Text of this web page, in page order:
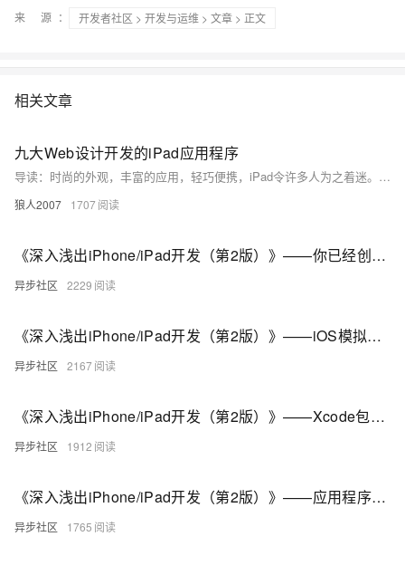
来 源：
开发者社区 > 开发与运维 > 文章 > 正文
相关文章
九大Web设计开发的iPad应用程序
导读：时尚的外观，丰富的应用，轻巧便携，iPad令许多人为之着迷。如何充分利用iPad为您的工作助力？ 这里就有9款实用的Web设计和开发iPad应用程序介绍给您！当然在iPad上做设计未必能与在您的电脑上一样强大，但胜在方便灵活，适合经常出外办公和需要时刻记录设计灵感的人士。
狼人2007 1707
《深入浅出iPhone/iPad开发（第2版）》——你已经创建了自己的第一个iPhone应用程序！
异步社区 2229
《深入浅出iPhone/iPad开发（第2版）》——iOS模拟器让你可以在Mac上测试你的应用程序
异步社区 2167
《深入浅出iPhone/iPad开发（第2版）》——Xcode包含了应用程序模板，帮助你开始创建新的应用程序
异步社区 1912
《深入浅出iPhone/iPad开发（第2版）》——应用程序生活在名为iTunes的宇宙中
异步社区 1765